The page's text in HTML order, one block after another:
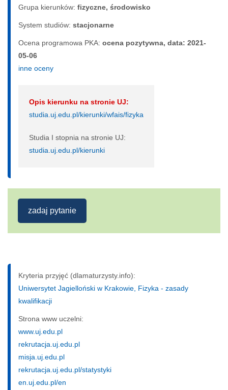
Grupa kierunków: fizyczne, środowisko
System studiów: sta­cjo­nar­ne
Ocena programowa PKA: ocena pozytywna, data: 2021-
05-06
inne oceny
Opis kierunku na stronie UJ:
studia.uj.edu.pl/kierunki/wfais/fizyka
Studia I stopnia na stronie UJ:
studia.uj.edu.pl/kierunki
zadaj pytanie
Kryteria przyjęć (dlamaturzysty.info):
Uniwersytet Jagielloński w Krakowie, Fizyka - zasady
kwalifikacji
Strona www uczelni:
www.uj.edu.pl
rekrutacja.uj.edu.pl
misja.uj.edu.pl
rekrutacja.uj.edu.pl/statystyki
en.uj.edu.pl/en